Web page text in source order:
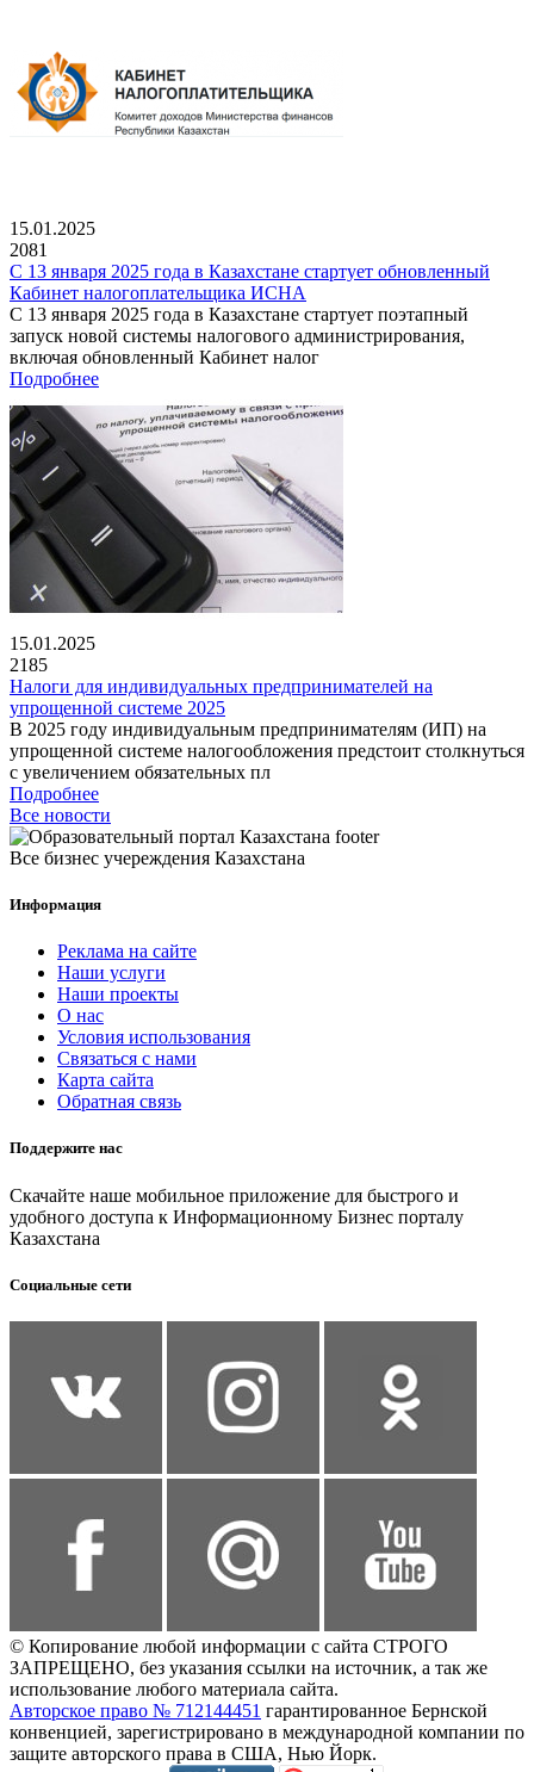
15.01.2025
2081
С 13 января 2025 года в Казахстане стартует обновленный
Кабинет налогоплательщика ИСНА
С 13 января 2025 года в Казахстане стартует поэтапный
запуск новой системы налогового администрирования,
включая обновленный Кабинет налог
Подробнее
15.01.2025
2185
Налоги для индивидуальных предпринимателей на
упрощенной системе 2025
В 2025 году индивидуальным предпринимателям (ИП) на
упрощенной системе налогообложения предстоит столкнуться
с увеличением обязательных пл
Подробнее
Все новости
Все бизнес учереждения Казахстана
Информация
Реклама на сайте
Наши услуги
Наши проекты
О нас
Условия использования
Связаться с нами
Карта сайта
Обратная связь
Поддержите нас
Скачайте наше мобильное приложение для быстрого и
удобного доступа к Информационному Бизнес порталу
Казахстана
Социальные сети
© Копирование любой информации с сайта СТРОГО
ЗАПРЕЩЕНО, без указания ссылки на источник, а так же
использование любого материала сайта.
Авторское право № 712144451 гарантированное Бернской
конвенцией, зарегистрировано в международной компании по
защите авторского права в США, Нью Йорк.